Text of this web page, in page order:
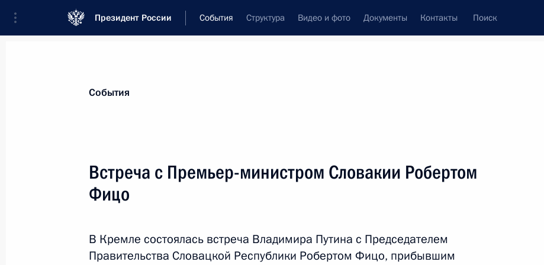
Президент России События Структура Видео и фото Документы Контакты Поиск
Новости
16 мая, суббота
Заидом Аль Нахайяном
16 мая 2026 года, 17:05
События
Встреча с Премьер-министром Словакии Робертом
Фицо
В Кремле состоялась встреча Владимира Путина с Председателем
Правительства Словацкой Республики Робертом Фицо, прибывшим